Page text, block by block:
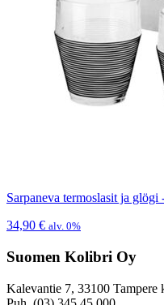
Sarpaneva termoslasit ja glögi
34,90 € alv. 0%
Suomen Kolibri Oy
Kalevantie 7, 33100